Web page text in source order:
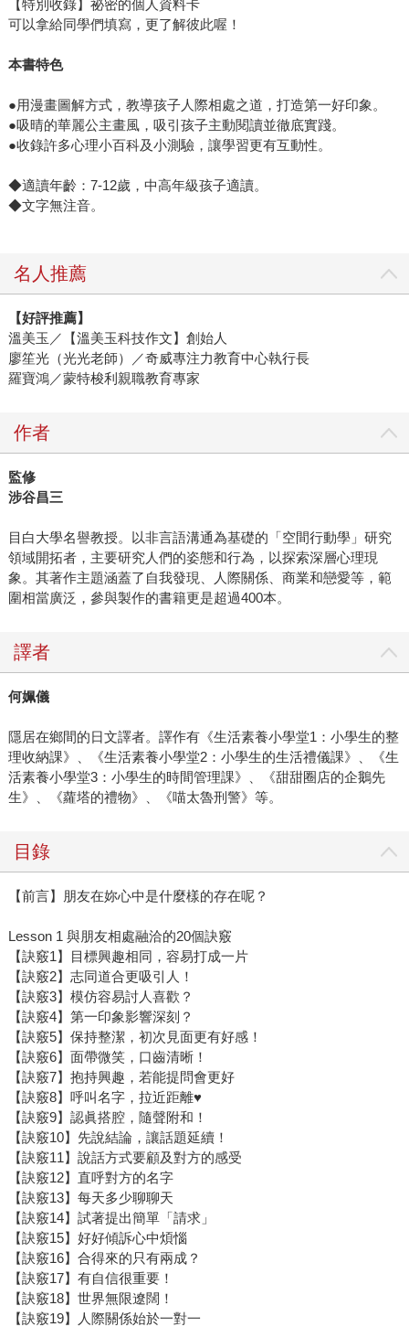
【特別收錄】祕密的個人資料卡
可以拿給同學們填寫，更了解彼此喔！
本書特色
●用漫畫圖解方式，教導孩子人際相處之道，打造第一好印象。
●吸晴的華麗公主畫風，吸引孩子主動閱讀並徹底實踐。
●收錄許多心理小百科及小測驗，讓學習更有互動性。
◆適讀年齡：7-12歲，中高年級孩子適讀。
◆文字無注音。
名人推薦
【好評推薦】
溫美玉／【溫美玉科技作文】創始人
廖笙光（光光老師）／奇威專注力教育中心執行長
羅寶鴻／蒙特梭利親職教育專家
作者
監修
涉谷昌三
目白大學名譽教授。以非言語溝通為基礎的「空間行動學」研究
領域開拓者，主要研究人們的姿態和行為，以探索深層心理現
象。其著作主題涵蓋了自我發現、人際關係、商業和戀愛等，範
圍相當廣泛，參與製作的書籍更是超過400本。
譯者
何姵儀
隱居在鄉間的日文譯者。譯作有《生活素養小學堂1：小學生的整
理收納課》、《生活素養小學堂2：小學生的生活禮儀課》、《生
活素養小學堂3：小學生的時間管理課》、《甜甜圈店的企鵝先
生》、《蘿塔的禮物》、《喵太魯刑警》等。
目錄
【前言】朋友在妳心中是什麼樣的存在呢？
Lesson 1 與朋友相處融洽的20個訣竅
【訣竅1】目標興趣相同，容易打成一片
【訣竅2】志同道合更吸引人！
【訣竅3】模仿容易討人喜歡？
【訣竅4】第一印象影響深刻？
【訣竅5】保持整潔，初次見面更有好感！
【訣竅6】面帶微笑，口齒清晰！
【訣竅7】抱持興趣，若能提問會更好
【訣竅8】呼叫名字，拉近距離♥
【訣竅9】認眞搭腔，隨聲附和！
【訣竅10】先說結論，讓話題延續！
【訣竅11】說話方式要顧及對方的感受
【訣竅12】直呼對方的名字
【訣竅13】每天多少聊聊天
【訣竅14】試著提出簡單「請求」
【訣竅15】好好傾訴心中煩惱
【訣竅16】合得來的只有兩成？
【訣竅17】有自信很重要！
【訣竅18】世界無限遼闊！
【訣竅19】人際關係始於一對一